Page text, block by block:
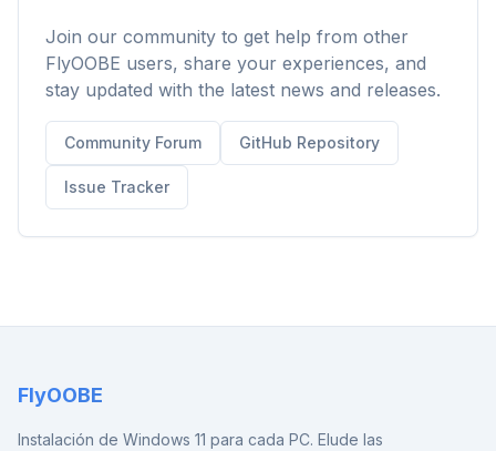
Join our community to get help from other
FlyOOBE users, share your experiences, and
stay updated with the latest news and releases.
Community Forum GitHub Repository
Issue Tracker
FlyOOBE
Instalación de Windows 11 para cada PC. Elude las